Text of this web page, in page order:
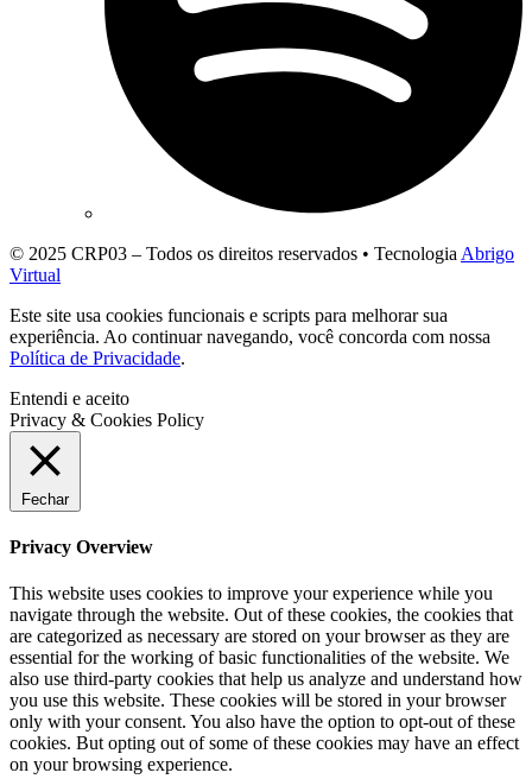
© 2025 CRP03 – Todos os direitos reservados • Tecnologia Abrigo
Virtual
Este site usa cookies funcionais e scripts para melhorar sua
experiência. Ao continuar navegando, você concorda com nossa
Política de Privacidade.
Entendi e aceito
Privacy & Cookies Policy
Fechar
Privacy Overview
This website uses cookies to improve your experience while you
navigate through the website. Out of these cookies, the cookies that
are categorized as necessary are stored on your browser as they are
essential for the working of basic functionalities of the website. We
also use third-party cookies that help us analyze and understand how
you use this website. These cookies will be stored in your browser
only with your consent. You also have the option to opt-out of these
cookies. But opting out of some of these cookies may have an effect
on your browsing experience.